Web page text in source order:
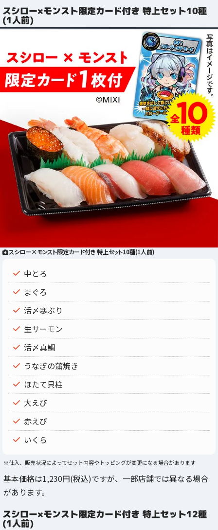
スシロー×モンスト限定カード付き 特上セット10種
(1人前)
スシロー×モンスト限定カード付き 特上セット10種(1人前)
中とろ
まぐろ
活〆寒ぶり
生サーモン
活〆真鯛
うなぎの蒲焼き
ほたて貝柱
大えび
赤えび
いくら
※仕入、販売状況によってセット内容やトッピングが変更になる場合があります
基本価格は1,230円(税込)ですが、一部店舗では異なる場合
があります。
スシロー×モンスト限定カード付き 特上セット12種
(1人前)